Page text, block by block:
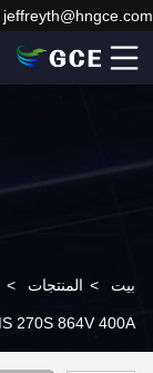
jeffreyth@hngce.com
بيت > المنتجات >